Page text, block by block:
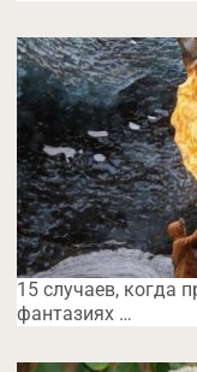
15 случаев, когда
фантазиях …